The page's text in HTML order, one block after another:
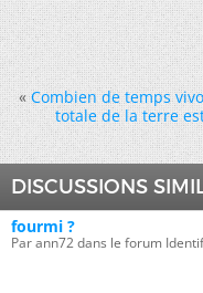
« Combien de temps
totale de la terre
DISCUSSIONS
fourmi ?
Par ann72 dans le forum